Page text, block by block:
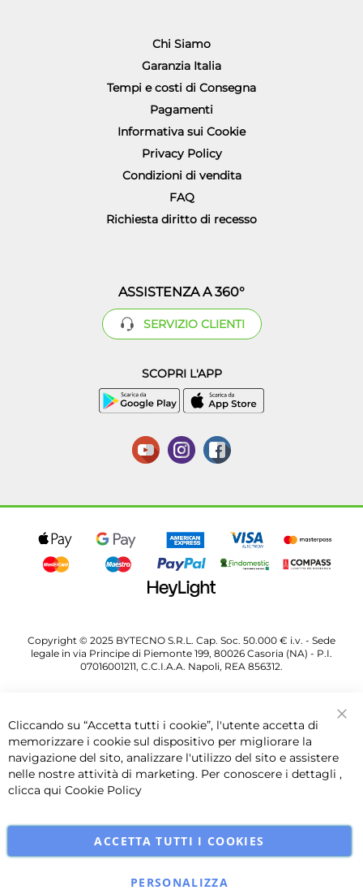
Chi Siamo
Garanzia Italia
Tempi e costi di Consegna
Pagamenti
Informativa sui Cookie
Privacy Policy
Condizioni di vendita
FAQ
Richiesta diritto di recesso
ASSISTENZA A 360°
SERVIZIO CLIENTI
SCOPRI L'APP
Copyright © 2025 BYTECNO S.R.L. Cap. Soc. 50.000 € i.v. - Sede
legale in via Principe di Piemonte 199, 80026 Casoria (NA) - P.I.
07016001211, C.C.I.A.A. Napoli, REA 856312.
Cliccando su “Accetta tutti i cookie”, l'utente accetta di
memorizzare i cookie sul dispositivo per migliorare la
navigazione del sito, analizzare l'utilizzo del sito e assistere
nelle nostre attività di marketing. Per conoscere i dettagli ,
clicca qui Cookie Policy
ACCETTA TUTTI I COOKIES
PERSONALIZZA